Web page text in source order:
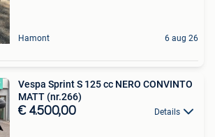
Hamont 6 aug 26
Vespa Sprint S 125 cc NERO CONVINTO
MATT (nr.266)
€ 4.500,00 Details